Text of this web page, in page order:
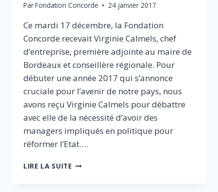
ParFondation Concorde 24 janvier 2017
Ce mardi 17 décembre, la Fondation
Concorde recevait Virginie Calmels, chef
d’entreprise, première adjointe au maire de
Bordeaux et conseillère régionale. Pour
débuter une année 2017 qui s’annonce
cruciale pour l’avenir de notre pays, nous
avons reçu Virginie Calmels pour débattre
avec elle de la nécessité d’avoir des
managers impliqués en politique pour
réformer l’Etat….
LIRE LA SUITEDES